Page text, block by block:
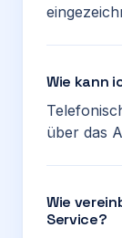
Wie kann
über das
Wie
Service?